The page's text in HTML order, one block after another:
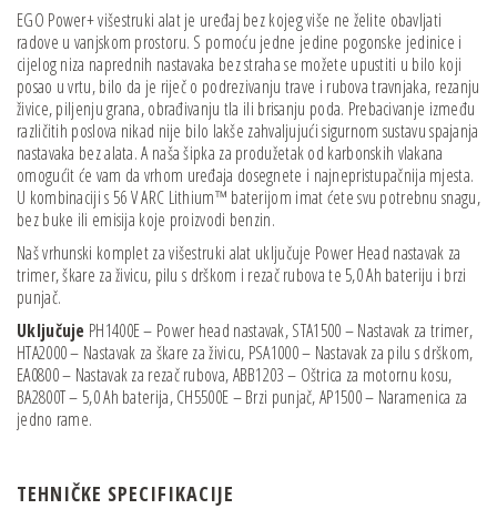
EGO Power+ višestruki alat je uređaj bez kojeg više ne želite obavljati
radove u vanjskom prostoru. S pomoću jedne jedine pogonske jedinice i
cijelog niza naprednih nastavaka bez straha se možete upustiti u bilo koji
posao u vrtu, bilo da je riječ o podrezivanju trave i rubova travnjaka, rezanju
živice, piljenju grana, obrađivanju tla ili brisanju poda. Prebacivanje između
različitih poslova nikad nije bilo lakše zahvaljujući sigurnom sustavu spajanja
nastavaka bez alata. A naša šipka za produžetak od karbonskih vlakana
omogućit će vam da vrhom uređaja dosegnete i najnepristupačnija mjesta.
U kombinaciji s 56 V ARC Lithium™ baterijom imat ćete svu potrebnu snagu,
bez buke ili emisija koje proizvodi benzin.
Naš vrhunski komplet za višestruki alat uključuje Power Head nastavak za
trimer, škare za živicu, pilu s drškom i rezač rubova te 5,0 Ah bateriju i brzi
punjač.
Uključuje PH1400E – Power head nastavak, STA1500 – Nastavak za trimer,
HTA2000 – Nastavak za škare za živicu, PSA1000 – Nastavak za pilu s drškom,
EA0800 – Nastavak za rezač rubova, ABB1203 – Oštrica za motornu kosu,
BA2800T – 5,0 Ah baterija, CH5500E – Brzi punjač, AP1500 – Naramenica za
jedno rame.
TEHNIČKE SPECIFIKACIJE